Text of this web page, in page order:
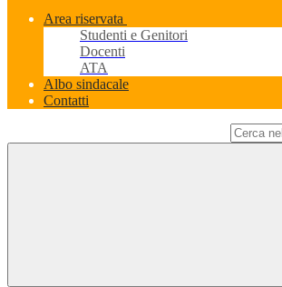
Area riservata
Studenti e Genitori
Docenti
ATA
Albo sindacale
Contatti